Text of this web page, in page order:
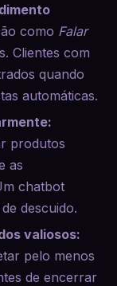
como Falar
Clientes com
quando
automáticas.
produtos
as
chatbot
descuido.
valiosos:
pelo menos
de encerrar